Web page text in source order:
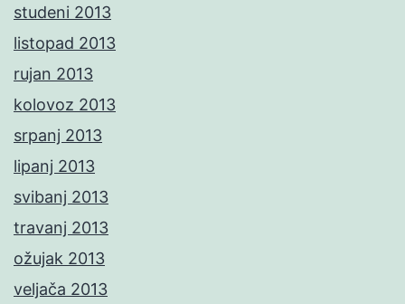
studeni 2013
listopad 2013
rujan 2013
kolovoz 2013
srpanj 2013
lipanj 2013
svibanj 2013
travanj 2013
ožujak 2013
veljača 2013